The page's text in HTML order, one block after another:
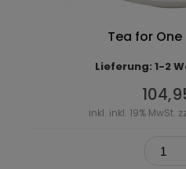
Tea for
Lieferung: 1-2
inkl. inkl. 19% MwSt.